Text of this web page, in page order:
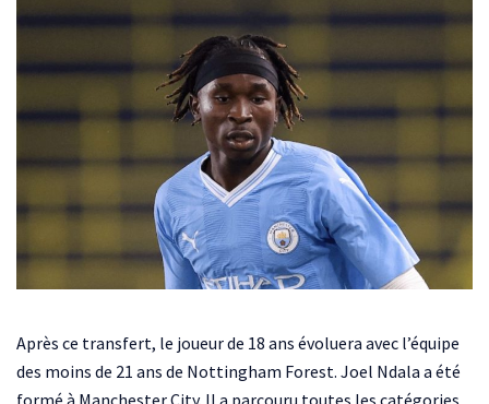
Après ce transfert, le joueur de 18 ans évoluera avec l’équipe
des moins de 21 ans de Nottingham Forest. Joel Ndala a été